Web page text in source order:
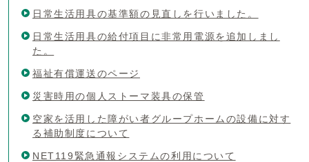
日常生活用具の基準額の見直しを行いました。
日常生活用具の給付項目に非常用電源を追加しまし
た。
福祉有償運送のページ
災害時用の個人ストーマ装具の保管
空家を活用した障がい者グループホームの設備に対す
る補助制度について
NET119緊急通報システムの利用について